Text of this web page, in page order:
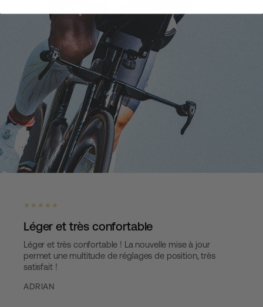
★ ★ ★ ★ ★
Léger et très confortable
Léger et très confortable ! La nouvelle mise à jour
permet une multitude de réglages de position, très
satisfait !
ADRIAN